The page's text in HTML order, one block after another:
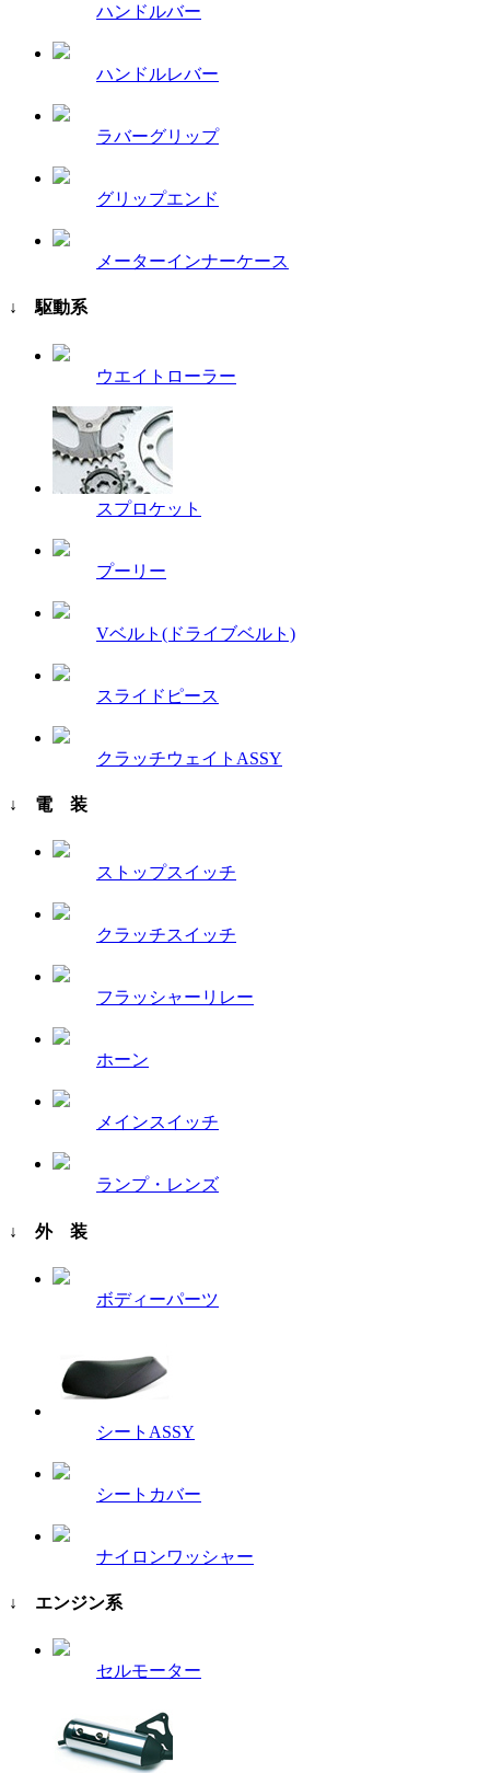
ハンドルバー
ハンドルレバー
ラバーグリップ
グリップエンド
メーターインナーケース
↓ 駆動系
ウエイトローラー
スプロケット
プーリー
Vベルト(ドライブベルト)
スライドピース
クラッチウェイトASSY
↓ 電 装
ストップスイッチ
クラッチスイッチ
フラッシャーリレー
ホーン
メインスイッチ
ランプ・レンズ
↓ 外 装
ボディーパーツ
シートASSY
シートカバー
ナイロンワッシャー
↓ エンジン系
セルモーター